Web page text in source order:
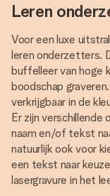
Leren
Voor een luxe
leren onderzetters.
buffelleer van hoge
boodschap
verkrijgbaar in de
Er zijn verschillende
naam en/of tekst
natuurlijk ook voor
een tekst naar
lasergravure in het